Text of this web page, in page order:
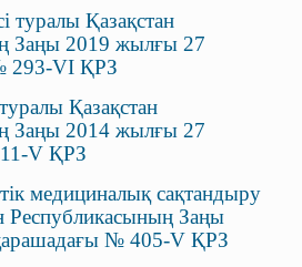
туралы Қазақстан
Заңы 2019 жылғы 27
293-VІ ҚРЗ
Қазақстан
Заңы 2014 жылғы 27
V ҚРЗ
медициналық сақтандыру
Республикасының Заңы
№ 405-V ҚРЗ